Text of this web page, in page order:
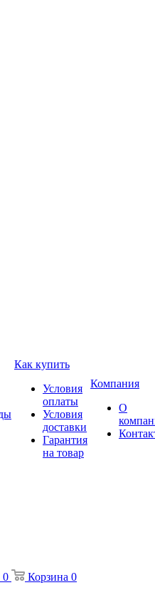
Как купить
Условия
оплаты
Условия
доставки
Гарантия
на товар
Компания
О
0 Корзина 0